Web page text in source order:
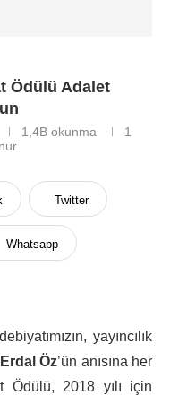
Ödülü Adalet
1,4Bokunma
1
Twitter
Whatsapp
yayıncılık
Erdal Öz’ün anısına her
2018 yılı için